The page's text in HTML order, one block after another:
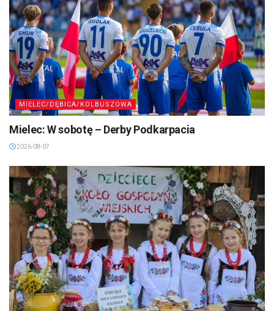
MIELEC/DĘBICA/KOLBUSZOWA
Mielec: W sobotę – Derby Podkarpacia
2026-08-07